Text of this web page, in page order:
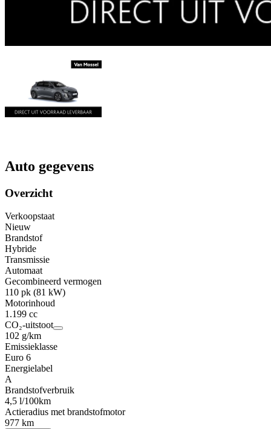
Auto gegevens
Overzicht
Verkoopstaat
Nieuw
Brandstof
Hybride
Transmissie
Automaat
Gecombineerd vermogen
110 pk (81 kW)
Motorinhoud
1.199 cc
CO₂-uitstoot
102 g/km
Emissieklasse
Euro 6
Energielabel
A
Brandstofverbruik
4,5 l/100km
Actieradius met brandstofmotor
977 km